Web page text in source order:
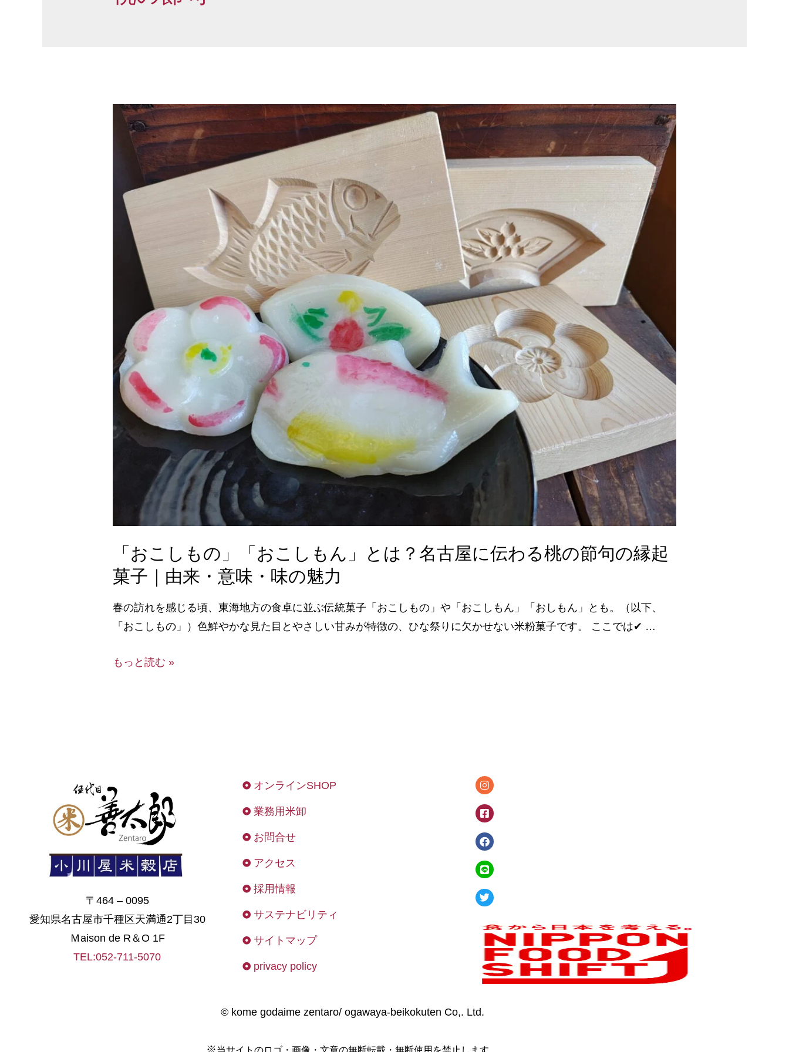
「おこしもの」「おこしもん」とは？名古屋に伝わる桃の節句の縁起
菓子｜由来・意味・味の魅力
春の訪れを感じる頃、東海地方の食卓に並ぶ伝統菓子「おこしもの」や「おこしもん」「おしもん」とも。（以下、
「おこしもの」）色鮮やかな見た目とやさしい甘みが特徴の、ひな祭りに欠かせない米粉菓子です。 ここでは✔ …
もっと読む »
〒464 – 0095
愛知県名古屋市千種区天満通2丁目30
Ｍaison de R＆O 1F
TEL:052-711-5070
オンラインSHOP
業務用米卸
お問合せ
アクセス
採用情報
サステナビリティ
サイトマップ
privacy policy
© kome godaime zentaro/ ogawaya-beikokuten Co,. Ltd.
※当サイトのロゴ・画像・文章の無断転載・無断使用を禁止します。